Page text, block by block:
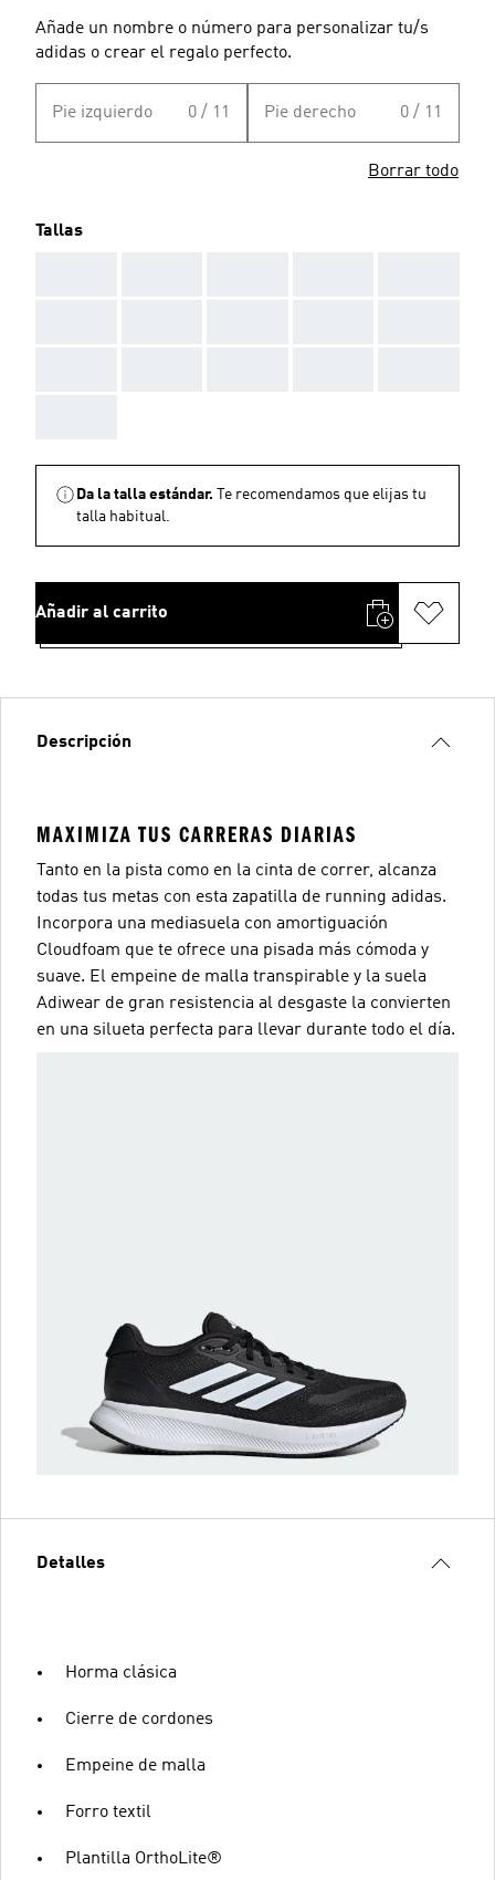
Añade un nombre o número para personalizar tu/s
adidas o crear el regalo perfecto.
Pie izquierdo 0 / 11 Pie derecho 0 / 11
Borrar todo
Tallas
Da la talla estándar.
Te recomendamos que elijas tu
talla habitual.
Añadir al carrito
Descripción
MAXIMIZA TUS CARRERAS DIARIAS
Tanto en la pista como en la cinta de correr, alcanza
todas tus metas con esta zapatilla de running adidas.
Incorpora una mediasuela con amortiguación
Cloudfoam que te ofrece una pisada más cómoda y
suave. El empeine de malla transpirable y la suela
Adiwear de gran resistencia al desgaste la convierten
en una silueta perfecta para llevar durante todo el día.
Detalles
Horma clásica
Cierre de cordones
Empeine de malla
Forro textil
Plantilla OrthoLite®